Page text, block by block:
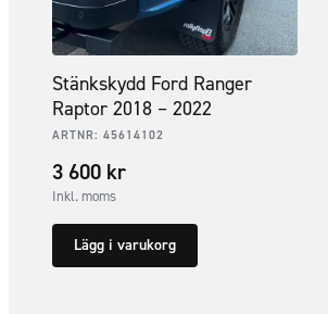
Stänkskydd Ford Ranger
Raptor 2018 – 2022
ARTNR: 45614102
3 600 kr
Inkl. moms
Lägg i varukorg